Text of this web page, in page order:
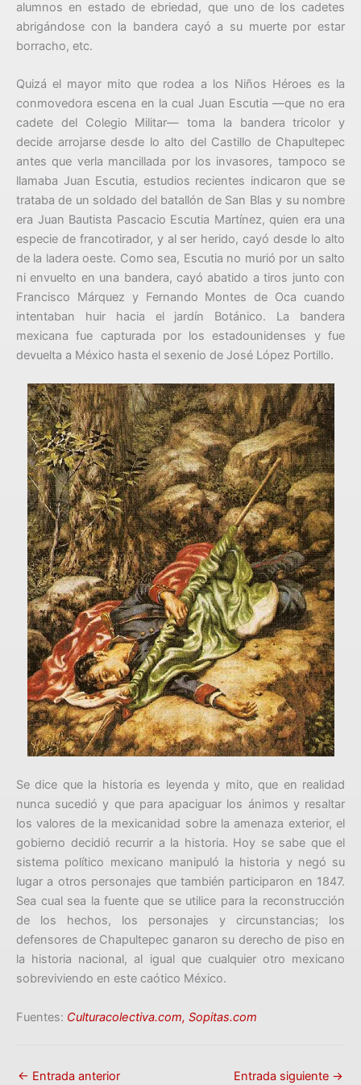
alumnos en estado de ebriedad, que uno de los cadetes
abrigándose con la bandera cayó a su muerte por estar
borracho, etc.
Quizá el mayor mito que rodea a los Niños Héroes es la
conmovedora escena en la cual Juan Escutia —que no era
cadete del Colegio Militar— toma la bandera tricolor y
decide arrojarse desde lo alto del Castillo de Chapultepec
antes que verla mancillada por los invasores, tampoco se
llamaba Juan Escutia, estudios recientes indicaron que se
trataba de un soldado del batallón de San Blas y su nombre
era Juan Bautista Pascacio Escutia Martínez, quien era una
especie de francotirador, y al ser herido, cayó desde lo alto
de la ladera oeste. Como sea, Escutia no murió por un salto
ni envuelto en una bandera, cayó abatido a tiros junto con
Francisco Márquez y Fernando Montes de Oca cuando
intentaban huir hacia el jardín Botánico. La bandera
mexicana fue capturada por los estadounidenses y fue
devuelta a México hasta el sexenio de José López Portillo.
Se dice que la historia es leyenda y mito, que en realidad
nunca sucedió y que para apaciguar los ánimos y resaltar
los valores de la mexicanidad sobre la amenaza exterior, el
gobierno decidió recurrir a la historia. Hoy se sabe que el
sistema político mexicano manipuló la historia y negó su
lugar a otros personajes que también participaron en 1847.
Sea cual sea la fuente que se utilice para la reconstrucción
de los hechos, los personajes y circunstancias; los
defensores de Chapultepec ganaron su derecho de piso en
la historia nacional, al igual que cualquier otro mexicano
sobreviviendo en este caótico México.
Fuentes: Culturacolectiva.com, Sopitas.com
← Entrada anterior Entrada siguiente →